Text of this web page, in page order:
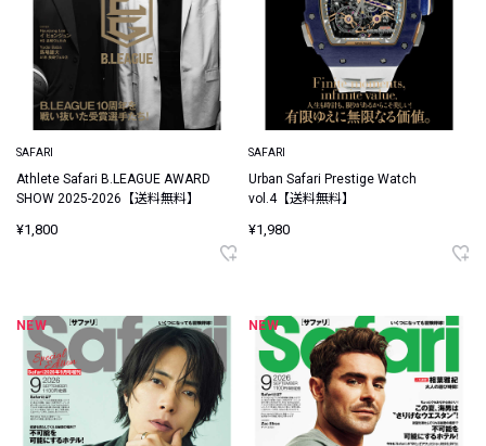
SAFARI
Athlete Safari B.LEAGUE AWARD
SHOW 2025-2026【送料無料】
¥1,800
SAFARI
Urban Safari Prestige Watch
vol.4【送料無料】
¥1,980
NEW NEW